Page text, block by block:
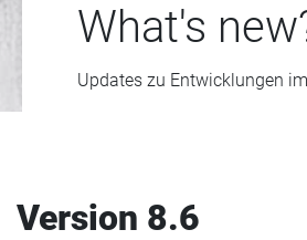
What's
Updates zu Entwicklungen
Version 8.6